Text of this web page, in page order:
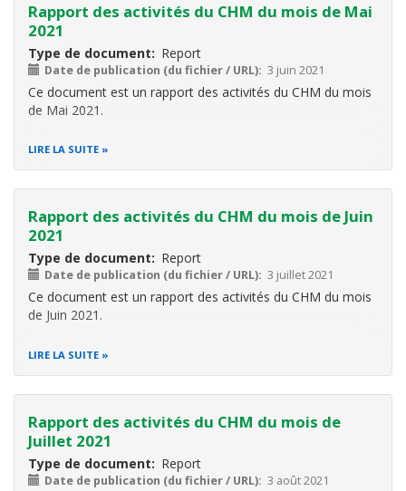
Rapport des activités du CHM du mois de Mai
2021
Type de document Report
Date de publication (du fichier / URL) 3 juin 2021
Ce document est un rapport des activités du CHM du mois
de Mai 2021.
LIRE LA SUITE
Rapport des activités du CHM du mois de Juin
2021
Type de document Report
Date de publication (du fichier / URL) 3 juillet 2021
Ce document est un rapport des activités du CHM du mois
de Juin 2021.
LIRE LA SUITE
Rapport des activités du CHM du mois de
Juillet 2021
Type de document Report
Date de publication (du fichier / URL) 3 août 2021